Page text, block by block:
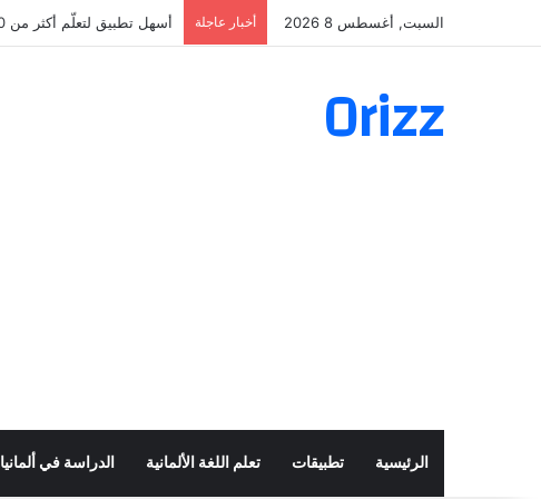
السبت, أغسطس 8 2026 أخبار عاجلة أسهل تطبيق لتعلّم أكثر من 160 ألف فعل بالألمانية
Orizz
الرئيسية تطبيقات تعلم اللغة الألمانية الدراسة في ألمانيا